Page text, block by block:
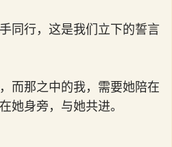
同行，这是我们立下的誓言
而那之中的我，需要她陪在
她身旁，与她共进。